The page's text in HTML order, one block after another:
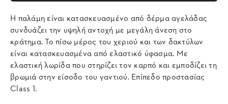
Η παλάμη είναι κατασκευασμένο από δέρμα αγελάδας
συνδυάζει την υψηλή αντοχή με μεγάλη άνεση στο
κράτημα. Το πίσω μέρος του χεριού και των δακτύλων
είναι κατασκευασμένα από ελαστικό ύφασμα. Με
ελαστική λωρίδα που στηρίζει τον καρπό και εμποδίζει τη
βρωμιά στην είσοδο του γαντιού. Επίπεδο προστασίας
Class 1.